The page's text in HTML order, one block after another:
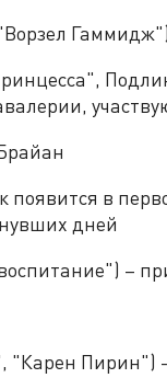
в
дней
–
"Карен Пирин")